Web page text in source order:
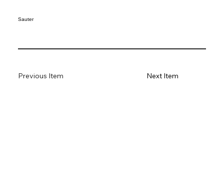
Sauter
Next Item
Previous Item